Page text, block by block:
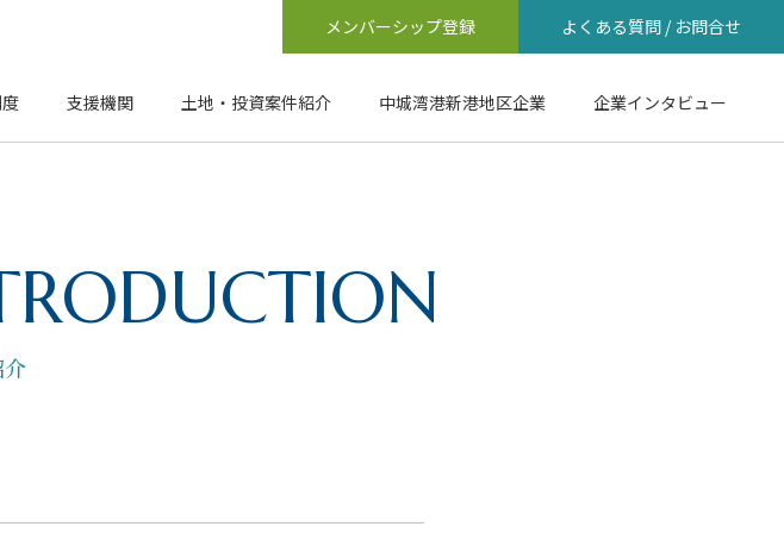
支援機関 土地・投資案件紹介 中城湾港新港地区企業 企業インタビュー
メンバーシップ登録 よくある質問 / お問合せ